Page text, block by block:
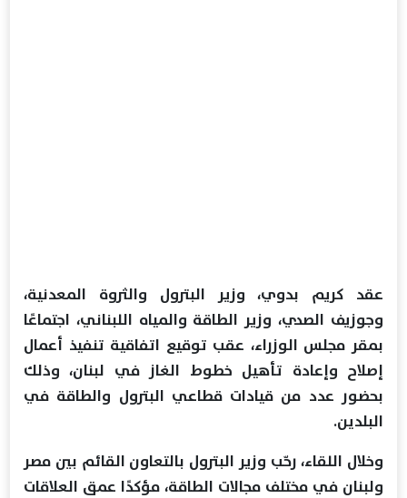
عقد كريم بدوي، وزير البترول والثروة المعدنية،
وجوزيف الصدي، وزير الطاقة والمياه اللبناني، اجتماعًا
بمقر مجلس الوزراء، عقب توقيع اتفاقية تنفيذ أعمال
إصلاح وإعادة تأهيل خطوط الغاز في لبنان، وذلك
بحضور عدد من قيادات قطاعي البترول والطاقة في
البلدين.
وخلال اللقاء، رحّب وزير البترول بالتعاون القائم بين مصر
ولبنان في مختلف مجالات الطاقة، مؤكدًا عمق العلاقات